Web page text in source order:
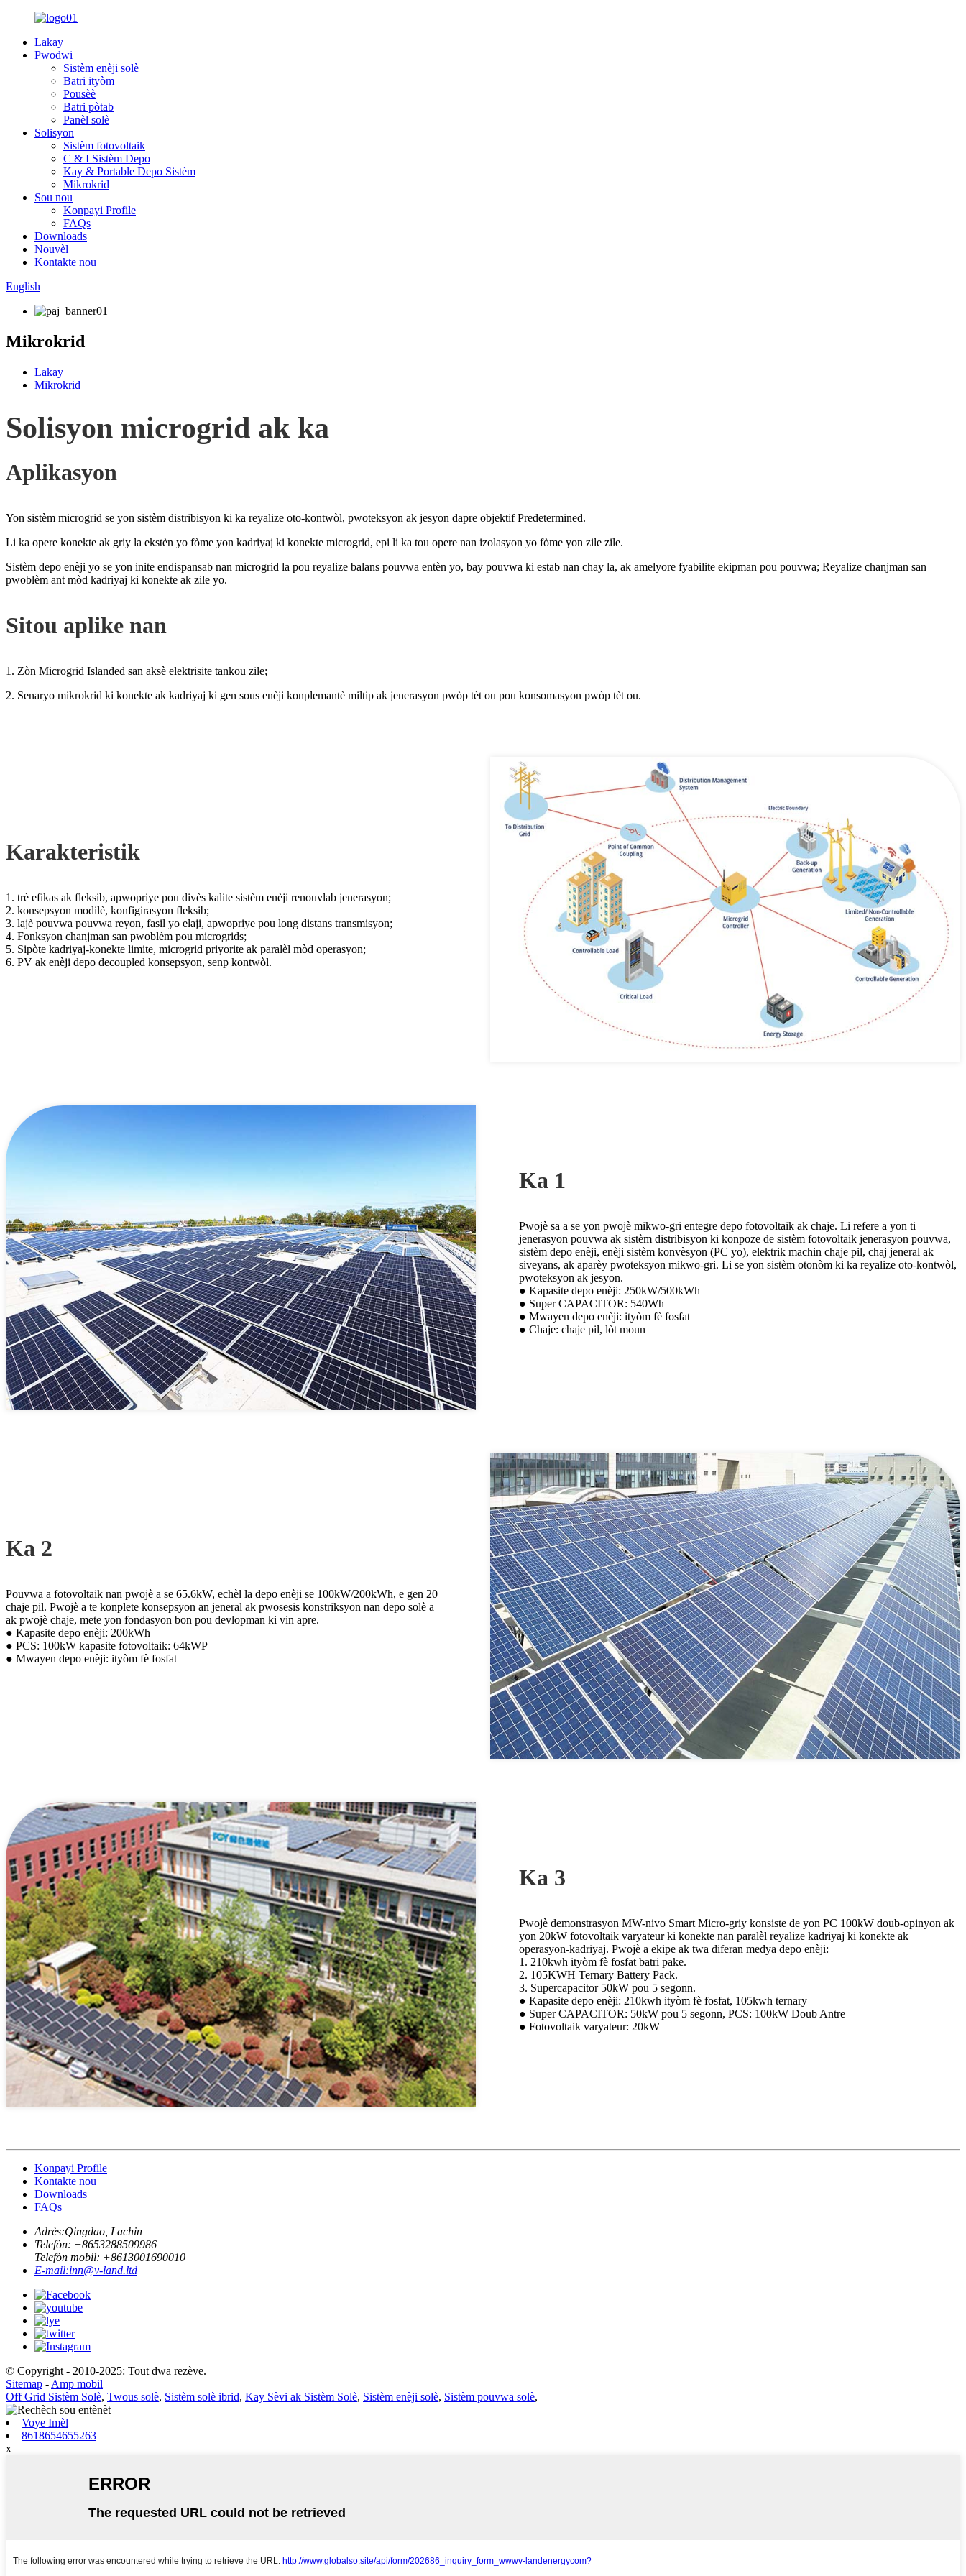
Lakay
Pwodwi
Sistèm enèji solè
Batri ityòm
Pousèè
Batri pòtab
Panèl solè
Solisyon
Sistèm fotovoltaik
C & I Sistèm Depo
Kay & Portable Depo Sistèm
Mikrokrid
Sou nou
Konpayi Profile
FAQs
Downloads
Nouvèl
Kontakte nou
English
Mikrokrid
Lakay
Mikrokrid
Solisyon microgrid ak ka
Aplikasyon
Yon sistèm microgrid se yon sistèm distribisyon ki ka reyalize oto-kontwòl, pwoteksyon ak jesyon dapre objektif Predetermined.
Li ka opere konekte ak griy la ekstèn yo fòme yon kadriyaj ki konekte microgrid, epi li ka tou opere nan izolasyon yo fòme yon zile zile.
Sistèm depo enèji yo se yon inite endispansab nan microgrid la pou reyalize balans pouvwa entèn yo, bay pouvwa ki estab nan chay la, ak amelyore fyabilite ekipman pou pouvwa; Reyalize chanjman san
pwoblèm ant mòd kadriyaj ki konekte ak zile yo.
Sitou aplike nan
1. Zòn Microgrid Islanded san aksè elektrisite tankou zile;
2. Senaryo mikrokrid ki konekte ak kadriyaj ki gen sous enèji konplemantè miltip ak jenerasyon pwòp tèt ou pou konsomasyon pwòp tèt ou.
Karakteristik
1. trè efikas ak fleksib, apwopriye pou divès kalite sistèm enèji renouvlab jenerasyon;
2. konsepsyon modilè, konfigirasyon fleksib;
3. lajè pouvwa pouvwa reyon, fasil yo elaji, apwopriye pou long distans transmisyon;
4. Fonksyon chanjman san pwoblèm pou microgrids;
5. Sipòte kadriyaj-konekte limite, microgrid priyorite ak paralèl mòd operasyon;
6. PV ak enèji depo decoupled konsepsyon, senp kontwòl.
Ka 1
Pwojè sa a se yon pwojè mikwo-gri entegre depo fotovoltaik ak chaje. Li refere a yon ti
jenerasyon pouvwa ak sistèm distribisyon ki konpoze de sistèm fotovoltaik jenerasyon pouvwa,
sistèm depo enèji, enèji sistèm konvèsyon (PC yo), elektrik machin chaje pil, chaj jeneral ak
siveyans, ak aparèy pwoteksyon mikwo-gri. Li se yon sistèm otonòm ki ka reyalize oto-kontwòl,
pwoteksyon ak jesyon.
● Kapasite depo enèji: 250kW/500kWh
● Super CAPACITOR: 540Wh
● Mwayen depo enèji: ityòm fè fosfat
● Chaje: chaje pil, lòt moun
Ka 2
Pouvwa a fotovoltaik nan pwojè a se 65.6kW, echèl la depo enèji se 100kW/200kWh, e gen 20
chaje pil. Pwojè a te konplete konsepsyon an jeneral ak pwosesis konstriksyon nan depo solè a
ak pwojè chaje, mete yon fondasyon bon pou devlopman ki vin apre.
● Kapasite depo enèji: 200kWh
● PCS: 100kW kapasite fotovoltaik: 64kWP
● Mwayen depo enèji: ityòm fè fosfat
Ka 3
Pwojè demonstrasyon MW-nivo Smart Micro-griy konsiste de yon PC 100kW doub-opinyon ak
yon 20kW fotovoltaik varyateur ki konekte nan paralèl reyalize kadriyaj ki konekte ak
operasyon-kadriyaj. Pwojè a ekipe ak twa diferan medya depo enèji:
1. 210kwh ityòm fè fosfat batri pake.
2. 105KWH Ternary Battery Pack.
3. Supercapacitor 50kW pou 5 segonn.
● Kapasite depo enèji: 210kwh ityòm fè fosfat, 105kwh ternary
● Super CAPACITOR: 50kW pou 5 segonn, PCS: 100kW Doub Antre
● Fotovoltaik varyateur: 20kW
Konpayi Profile
Kontakte nou
Downloads
FAQs
Adrès:Qingdao, Lachin
Telefòn: +8653288509986
Telefòn mobil: +8613001690010
E-mail:inn@v-land.ltd
© Copyright - 2010-2025: Tout dwa rezève.
Sitemap - Amp mobil
Off Grid Sistèm Solè, Twous solè, Sistèm solè ibrid, Kay Sèvi ak Sistèm Solè, Sistèm enèji solè, Sistèm pouvwa solè,
Voye Imèl
8618654655263
x